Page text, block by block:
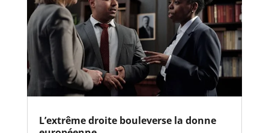
L’extrême droite bouleverse la donne